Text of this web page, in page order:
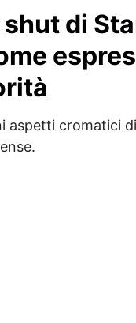
shut di
aspetti cromatici